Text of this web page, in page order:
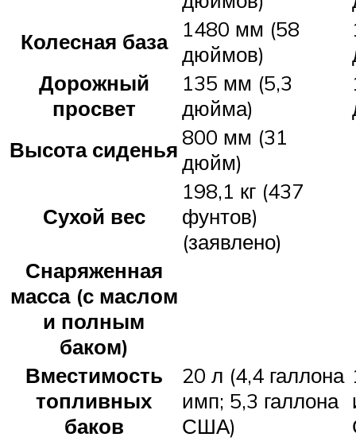
Колесная база
1480 мм (58
дюймов)
Дорожный
просвет
135 мм (5,3
дюйма)
Высота сиденья 800 мм (31
дюйм)
Сухой вес
198,1 кг (437
фунтов)
(заявлено)
Снаряженная
масса (с маслом
и полным
баком)
Вместимость
топливных
баков
20 л (4,4 галлона
имп; 5,3 галлона
США)